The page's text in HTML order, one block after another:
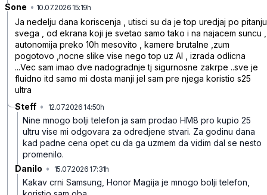
Sone • 10.07.2026 15:19h
Ja nedelju dana koriscenja , utisci su da je top uredjaj po pitanju
svega , od ekrana koji je svetao samo tako i na najacem suncu ,
autonomija preko 10h mesovito , kamere brutalne ,zum
pogotovo ,nocne slike vise nego top uz AI , izrada odlicna
...Vec sam imao dve nadogradnje tj sigurnosne zakrpe ..sve je
fluidno itd samo mi dosta manji jel sam pre njega koristio s25
ultra
Steff • 12.07.2026 14:50h
Nine mnogo bolji telefon ja sam prodao HM8 pro kupio 25
ultru vise mi odgovara za odredjene stvari. Za godinu dana
kad padne cena opet cu da ga uzmem da vidim dal se nesto
promenilo.
Danilo • 15.07.2026 17:31h
Kakav crni Samsung, Honor Magija je mnogo bolji telefon,